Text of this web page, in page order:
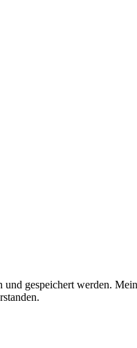
gespeichert werden.